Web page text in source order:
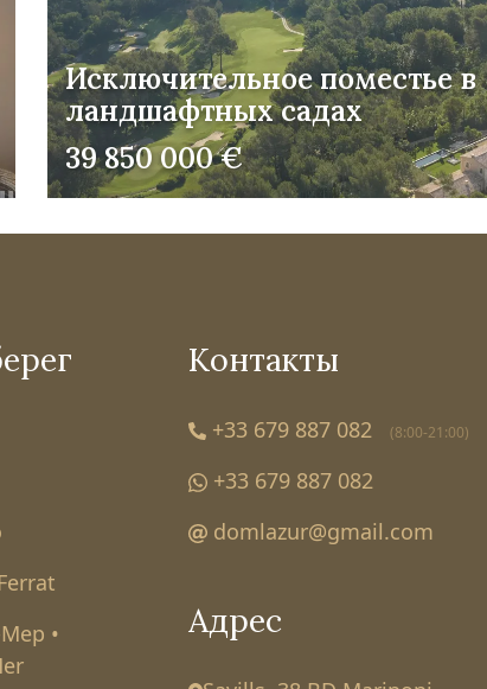
Исключительное поместье в
ландшафтных садах
39 850 000 €
•
Контакты
+33 679 887 082 (8:00-21:00)
+33 679 887 082
domlazur@gmail.com
Адрес